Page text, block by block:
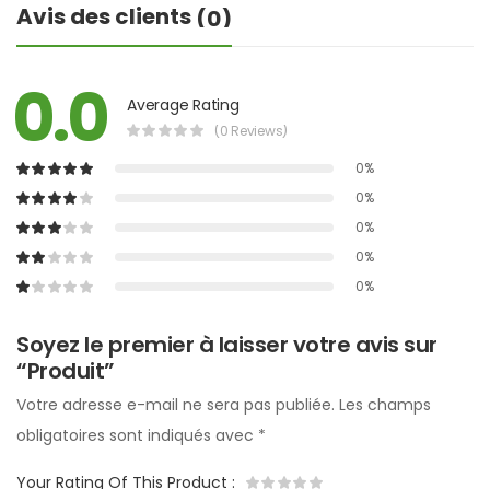
Avis des clients (0)
0.0 Average Rating
(0 Reviews)
0%
0%
0%
0%
0%
Soyez le premier à laisser votre avis sur
“Produit”
Votre adresse e-mail ne sera pas publiée. Les champs
obligatoires sont indiqués avec *
Your Rating Of This Product :